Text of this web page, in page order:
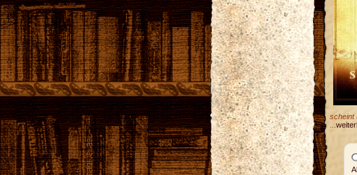
scheint
...